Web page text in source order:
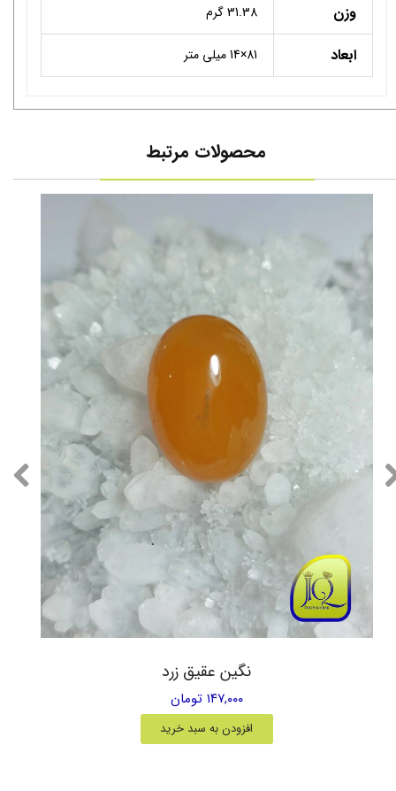
وزن 31.38 گرم
ابعاد 81×14 میلی متر
محصولات مرتبط
نگین عقیق زرد
۱۴۷,۰۰۰ تومان
افزودن به سبد خرید